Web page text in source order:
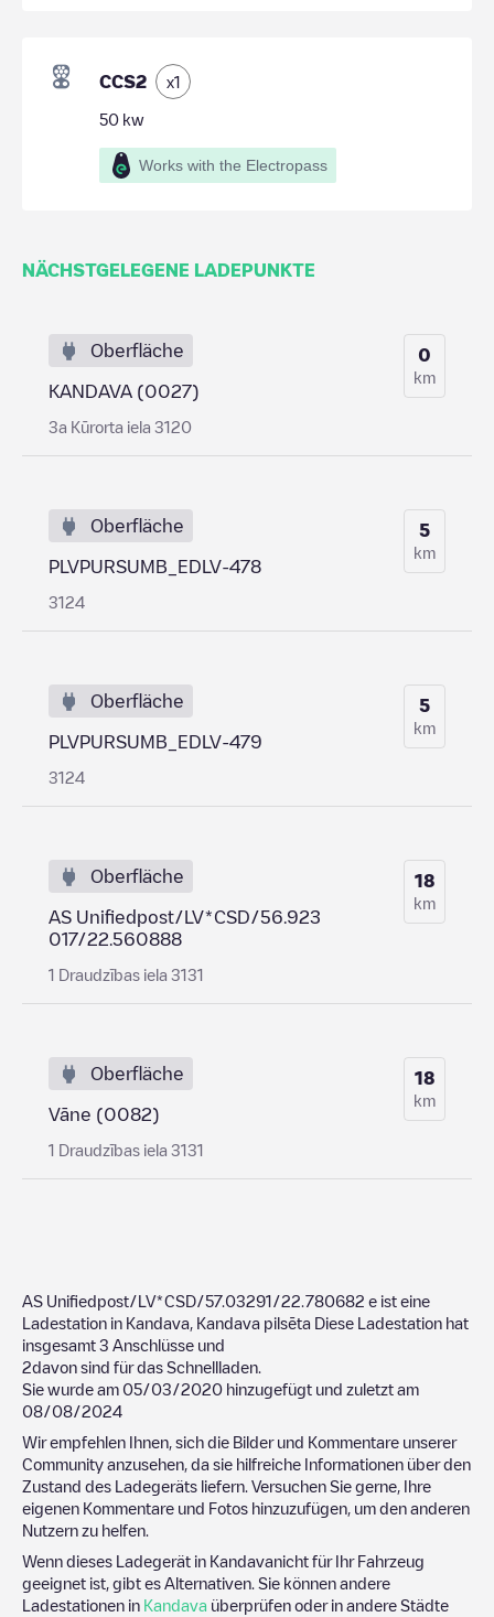
CCS2 x1
50 kw
Works with the Electropass
NÄCHSTGELEGENE LADEPUNKTE
Oberfläche
KANDAVA (0027)
3a Kūrorta iela 3120
0
km
Oberfläche
PLVPURSUMB_EDLV-478
3124
5
km
Oberfläche
PLVPURSUMB_EDLV-479
3124
5
km
Oberfläche
AS Unifiedpost/LV*CSD/56.923
017/22.560888
1 Draudzības iela 3131
18
km
Oberfläche
Vāne (0082)
1 Draudzības iela 3131
18
km
AS Unifiedpost/LV*CSD/57.03291/22.780682 e ist eine
Ladestation in Kandava Kandava pilsēta Diese Ladestation hat
insgesamt 3 Anschlüsse und
2davon sind für das Schnellladen.
Sie wurde am 05/03/2020 hinzugefügt und zuletzt am
08/08/2024
Wir empfehlen Ihnen, sich die Bilder und Kommentare unserer
Community anzusehen, da sie hilfreiche Informationen über den
Zustand des Ladegeräts liefern. Versuchen Sie gerne, Ihre
eigenen Kommentare und Fotos hinzuzufügen, um den anderen
Nutzern zu helfen.
Wenn dieses Ladegerät in Kandavanicht für Ihr Fahrzeug
geeignet ist, gibt es Alternativen. Sie können andere
Ladestationen in Kandava überprüfen oder in andere Städte